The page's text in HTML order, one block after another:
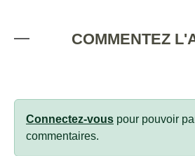
COMMENTEZ
Connectez-vous pour pouvoir
commentaires.